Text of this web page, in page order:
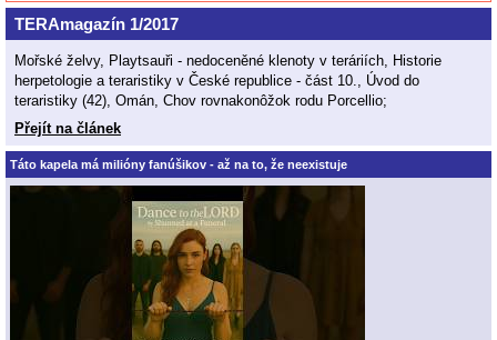
TERAmagazín 1/2017
Mořské želvy, Playtsauři - nedoceněné klenoty v teráriích, Historie
herpetologie a teraristiky v České republice - část 10., Úvod do
teraristiky (42), Omán, Chov rovnakonôžok rodu Porcellio;
Přejít na článek
Táto kapela má milióny fanúšikov - až na to, že neexistuje